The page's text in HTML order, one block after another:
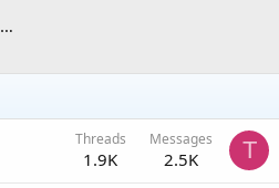
Threads
1.9K
Messages
2.5K T